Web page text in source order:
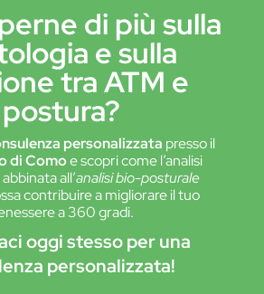
di più sulla
e sulla
tra ATM e
postura?
personalizzata presso il
di Comoe scopri come l’analisi
all’analisi bio-posturale
contribuire a migliorare il tuo
a 360 gradi.
oggi stesso per una
personalizzata!